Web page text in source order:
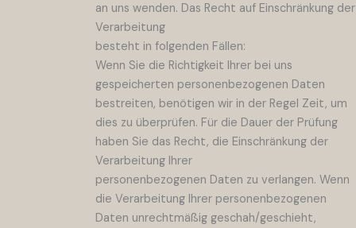
an uns wenden. Das Recht auf Einschränkung der
Verarbeitung
besteht in folgenden Fällen:
Wenn Sie die Richtigkeit Ihrer bei uns
gespeicherten personenbezogenen Daten
bestreiten, benötigen wir in der Regel Zeit, um
dies zu überprüfen. Für die Dauer der Prüfung
haben Sie das Recht, die Einschränkung der
Verarbeitung Ihrer
personenbezogenen Daten zu verlangen. Wenn
die Verarbeitung Ihrer personenbezogenen
Daten unrechtmäßig geschah/geschieht,